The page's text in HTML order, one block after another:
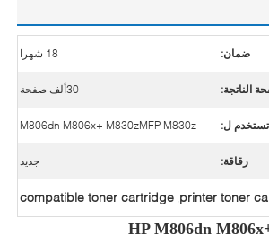
ضمان: 18 شهرا
الناتجة: 30ألف صفحة
تستخدم ل: M806dn M806x+ M830zMFP M830z
رقاقة: جديد
printer toner
,
compatible toner cartridge